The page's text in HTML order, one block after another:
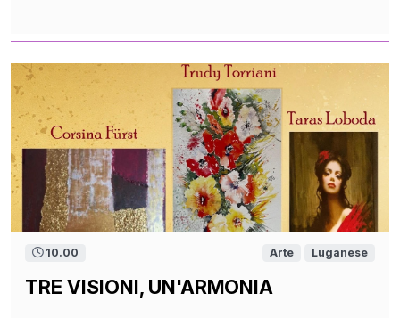
10.00 Arte Luganese
TRE VISIONI, UN'ARMONIA